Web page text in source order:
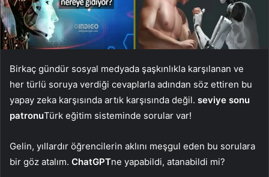
Birkaç gündür sosyal medyada şaşkınlıkla karşılanan ve
her türlü soruya verdiği cevaplarla adından söz ettiren bu
yapay zeka karşısında artık karşısında değil. seviye sonu
patronuTürk eğitim sisteminde sorular var!
Gelin, yıllardır öğrencilerin aklını meşgul eden bu sorulara
bir göz atalım. ChatGPTne yapabildi, atanabildi mi?